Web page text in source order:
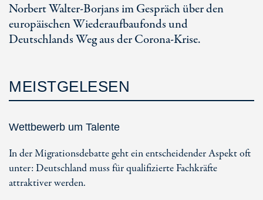
Norbert Walter-Borjans im Gespräch über den
europäischen Wiederaufbaufonds und
Deutschlands Weg aus der Corona-Krise.
MEISTGELESEN
Wettbewerb um Talente
In der Migrationsdebatte geht ein entscheidender Aspekt oft
unter: Deutschland muss für qualifizierte Fachkräfte
attraktiver werden.